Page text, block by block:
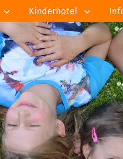
Kinderhotel